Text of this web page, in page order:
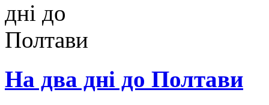
На два дні до Полтави